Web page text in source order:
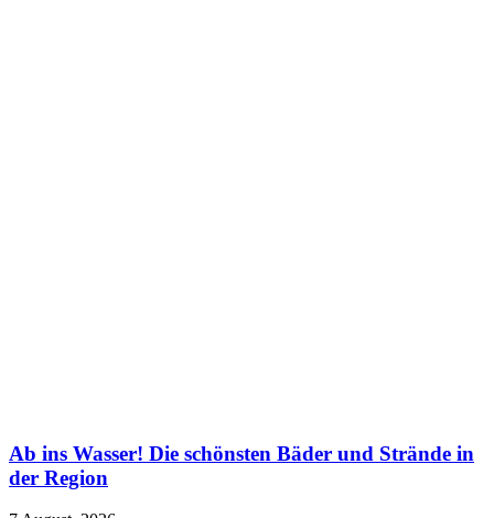
Ab ins Wasser! Die schönsten Bäder und Strände in
der Region